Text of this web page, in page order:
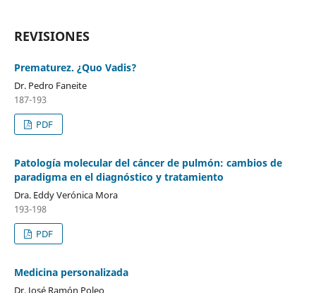
REVISIONES
Prematurez. ¿Quo Vadis?
Dr. Pedro Faneite
187-193
PDF
Patología molecular del cáncer de pulmón: cambios de
paradigma en el diagnóstico y tratamiento
Dra. Eddy Verónica Mora
193-198
PDF
Medicina personalizada
Dr. José Ramón Poleo